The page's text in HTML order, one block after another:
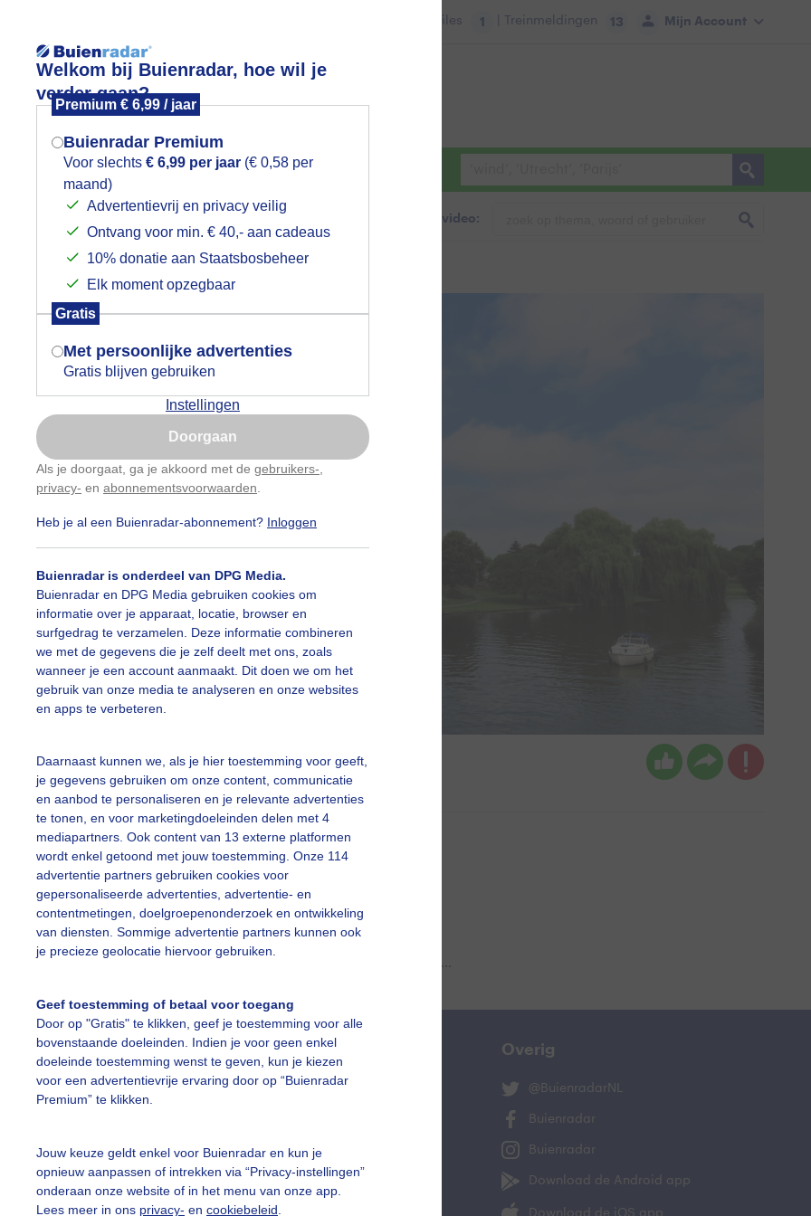
Welkom bij Buienradar, hoe wil je
verder gaan?
Premium € 6,99 / jaar
Buienradar Premium
Voor slechts € 6,99 per jaar (€ 0,58 per
maand)
Advertentievrij en privacy veilig
Ontvang voor min. € 40,- aan cadeaus
10% donatie aan Staatsbosbeheer
Elk moment opzegbaar
Gratis
Met persoonlijke advertenties
Gratis blijven gebruiken
Instellingen
Doorgaan
Als je doorgaat, ga je akkoord met de gebruikers-
privacy- en abonnementsvoorwaarden
Heb je al een Buienradar-abonnement? Inloggen
Buienradar is onderdeel van DPG Media.
Buienradar en DPG Media gebruiken cookies om
informatie over je apparaat, locatie, browser en
surfgedrag te verzamelen. Deze informatie combineren
we met de gegevens die je zelf deelt met ons, zoals
wanneer je een account aanmaakt. Dit doen we om het
gebruik van onze media te analyseren en onze websites
en apps te verbeteren.
Daarnaast kunnen we, als je hier toestemming voor geeft,
je gegevens gebruiken om onze content, communicatie
en aanbod te personaliseren en je relevante advertenties
te tonen, en voor marketingdoeleinden delen met 4
mediapartners. Ook content van 13 externe platformen
wordt enkel getoond met jouw toestemming. Onze 114
advertentie partners gebruiken cookies voor
gepersonaliseerde advertenties, advertentie- en
contentmetingen, doelgroepenonderzoek en ontwikkeling
van diensten. Sommige advertentie partners kunnen ook
je precieze geolocatie hiervoor gebruiken.
Geef toestemming of betaal voor toegang
Door op "Gratis" te klikken, geef je toestemming voor alle
bovenstaande doeleinden. Indien je voor geen enkel
doeleinde toestemming wenst te geven, kun je kiezen
voor een advertentievrije ervaring door op “Buienradar
Premium” te klikken.
Jouw keuze geldt enkel voor Buienradar en kun je
opnieuw aanpassen of intrekken via “Privacy-instellingen”
onderaan onze website of in het menu van onze app.
Lees meer in ons privacy- en cookiebeleid
Mijn Account
Files 1 | Treinmeldingen 13
Foto en video Weerzine
Zoeken in foto & video:
Jan Horde Gemaakt: 17-06-2026, 17x bekeken
slideshow
vragen
Mijn weer
De Bilt
Overig
@BuienradarNL
Buienradar
Buienradar
Download de Android app
Download de iOS app
Mogen we je locatie gebruiken voor
het weer?
Indien je hier nog geen akkoord op hebt
gegeven, verschijnt er zo een pop-up uit
je browser waarin deze toestemming
gevraagd wordt.
Is goed, toon de popup
Nu niet, misschien later
Gebruik je Safari en wil je niet elke dag deze pop-up
Klikhierom dit aan te passen